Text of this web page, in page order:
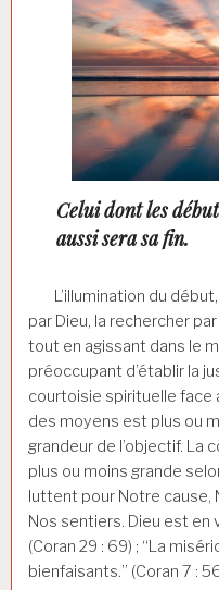
Celui dont les
aussi sera sa fin.
L’illumination du début,
par Dieu, la rechercher
tout en agissant dans le
préoccupant d’établir la
courtoisie spirituelle face
des moyens est plus ou
grandeur de l’objectif. La
plus ou moins grande
luttent pour Notre cause,
Nos sentiers. Dieu est en
(Coran 29 : 69) ; “La
bienfaisants.” (Coran 7 :